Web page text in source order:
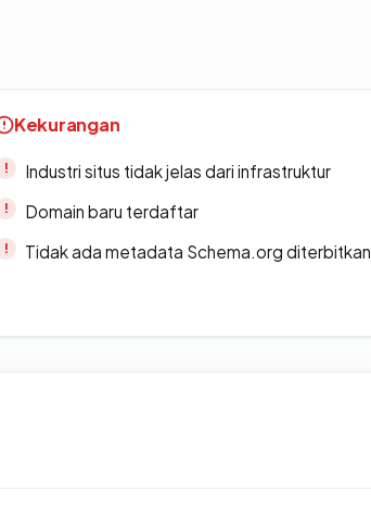
Kekurangan
Industri situs tidak jelas dari infrastruktur
Domain baru terdaftar
Tidak ada metadata Schema.org diterbitkan